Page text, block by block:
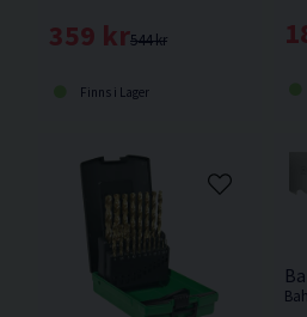
544 kr
359 kr
Finns i Lager